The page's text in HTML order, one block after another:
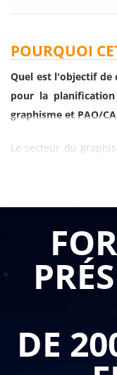
POURQUOI
Quel est l'objectif
pour la
graphisme et PAO/
Le secteur du
compétences et les
l'émergence de
d'anticiper les
ce secteur doivent
innovante. L'IA
tendances du
spécialisés et
humaines dans un
technologique.
DE